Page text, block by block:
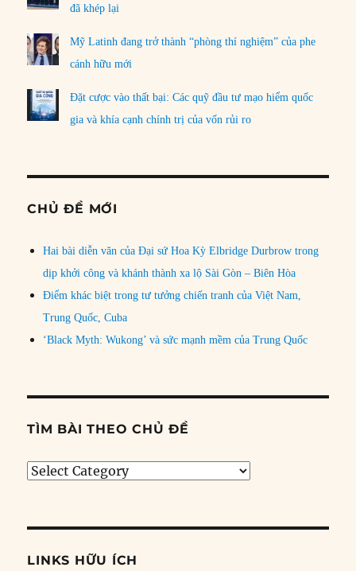
đã khép lại
Mỹ Latinh đang trở thành “phòng thí nghiệm” của phe
cánh hữu mới
Đặt cược vào thất bại: Các quỹ đầu tư mạo hiểm quốc
gia và khía cạnh chính trị của vốn rủi ro
CHỦ ĐỀ MỚI
Hai bài diễn văn của Đại sứ Hoa Kỳ Elbridge Durbrow trong
dịp khởi công và khánh thành xa lộ Sài Gòn – Biên Hòa
Điểm khác biệt trong tư tưởng chiến tranh của Việt Nam,
Trung Quốc, Cuba
‘Black Myth: Wukong’ và sức mạnh mềm của Trung Quốc
TÌM BÀI THEO CHỦ ĐỀ
Tìm
đề
LINKS HỮU ÍCH